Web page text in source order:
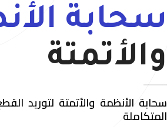
سحابة
والأتمتة
سحابة الأنظمة والأتمتة لتوريد
المتكاملة